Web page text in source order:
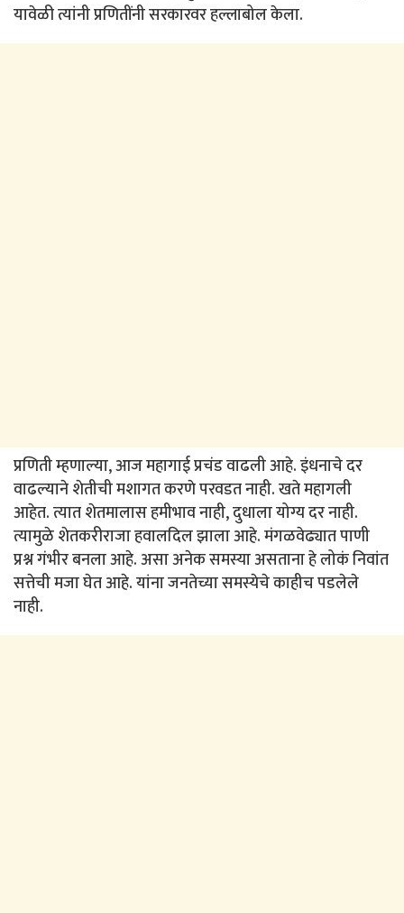
यावेळी त्यांनी प्रणितींनी सरकारवर हल्लाबोल केला.
प्रणिती म्हणाल्या, आज महागाई प्रचंड वाढली आहे. इंधनाचे दर
वाढल्याने शेतीची मशागत करणे परवडत नाही. खते महागली
आहेत. त्यात शेतमालास हमीभाव नाही, दुधाला योग्य दर नाही.
त्यामुळे शेतकरीराजा हवालदिल झाला आहे. मंगळवेढ्यात पाणी
प्रश्न गंभीर बनला आहे. असा अनेक समस्या असताना हे लोकं निवांत
सत्तेची मजा घेत आहे. यांना जनतेच्या समस्येचे काहीच पडलेले
नाही.